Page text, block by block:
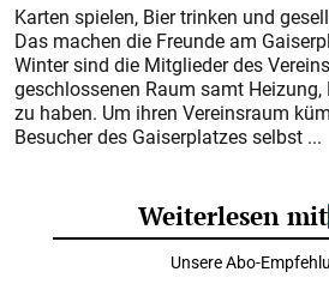
Karten spielen, Bier trinken und
Das machen die Freunde am
Winter sind die Mitglieder des
geschlossenen Raum samt Heizung,
zu haben. Um ihren Vereinsraum
Besucher des Gaiserplatzes selbst ...